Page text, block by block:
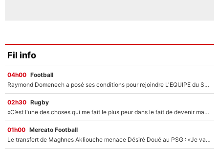
Fil info
04h00 Football
Raymond Domenech a posé ses conditions pour rejoindre L'EQUIPE du Soir : Il refuse de faire l'émission avec un autre chroniqueur !
02h30 Rugby
«C’est l'une des choses qui me fait le plus peur dans le fait de devenir maman» : En couple avec Antoine Dupont, Iris Mittenaere s'inquiète déjà pour ses futurs enfants !
01h00 Mercato Football
Le transfert de Maghnes Akliouche menace Désiré Doué au PSG : «Je valide à 200%»